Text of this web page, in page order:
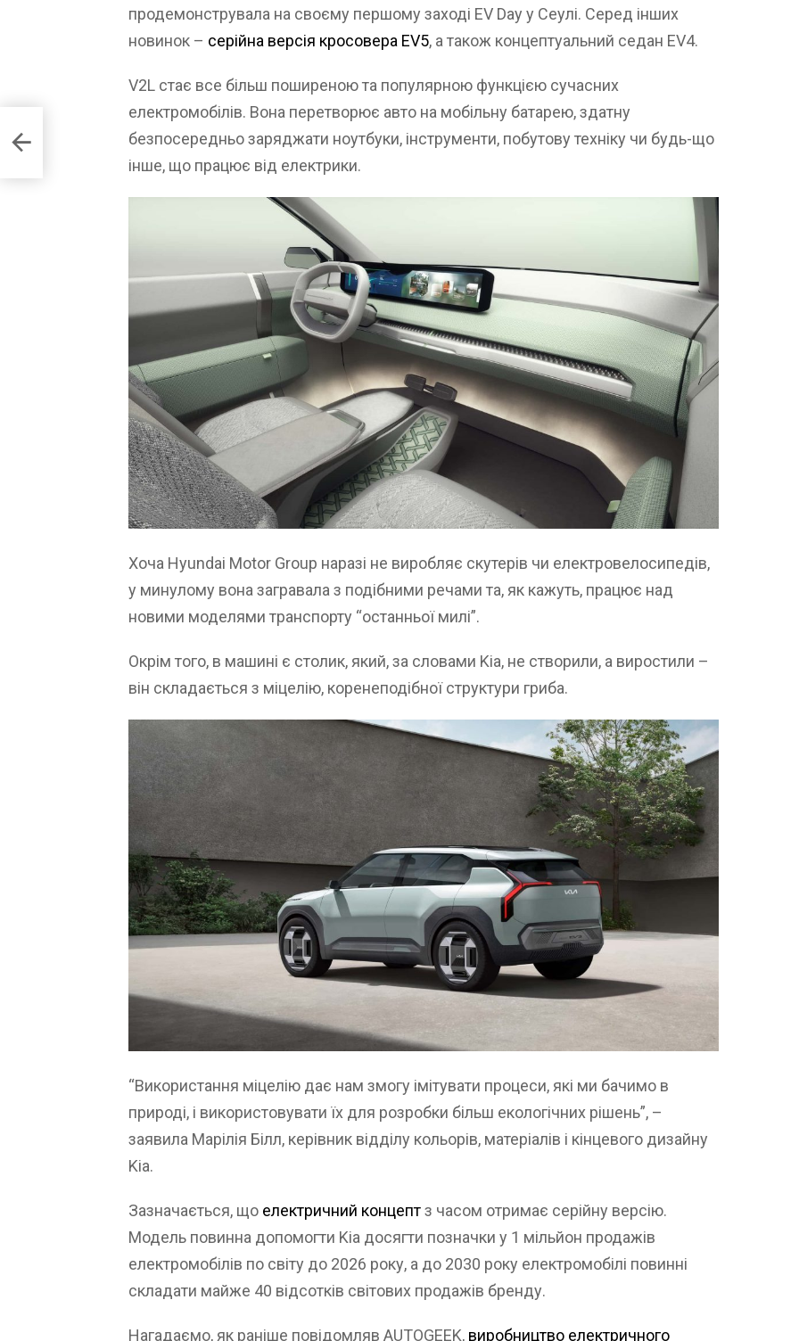
продемонструвала на своєму першому заході EV Day у Сеулі. Серед інших
новинок – серійна версія кросовера EV5, а також концептуальний седан EV4.
V2L стає все більш поширеною та популярною функцією сучасних
електромобілів. Вона перетворює авто на мобільну батарею, здатну
безпосередньо заряджати ноутбуки, інструменти, побутову техніку чи будь-що
інше, що працює від електрики.
Хоча Hyundai Motor Group наразі не виробляє скутерів чи електровелосипедів,
у минулому вона загравала з подібними речами та, як кажуть, працює над
новими моделями транспорту “останньої милі”.
Окрім того, в машині є столик, який, за словами Kia, не створили, а виростили –
він складається з міцелію, коренеподібної структури гриба.
“Використання міцелію дає нам змогу імітувати процеси, які ми бачимо в
природі, і використовувати їх для розробки більш екологічних рішень”, –
заявила Марілія Білл, керівник відділу кольорів, матеріалів і кінцевого дизайну
Kia.
Зазначається, що електричний концептз часом отримає серійну версію.
Модель повинна допомогти Kia досягти позначки у 1 мільйон продажів
електромобілів по світу до 2026 року, а до 2030 року електромобілі повинні
складати майже 40 відсотків світових продажів бренду.
Нагадаємо, як раніше повідомляв AUTOGEEK, виробництво електричного